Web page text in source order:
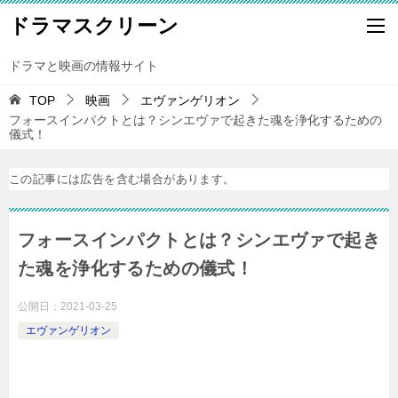
ドラマスクリーン
ドラマと映画の情報サイト
TOP 映画
エヴァンゲリオン
フォースインパクトとは？シンエヴァで起きた魂を浄化するための
儀式！
この記事には広告を含む場合があります。
フォースインパクトとは？シンエヴァで起き
た魂を浄化するための儀式！
公開日： 2021-03-25
エヴァンゲリオン